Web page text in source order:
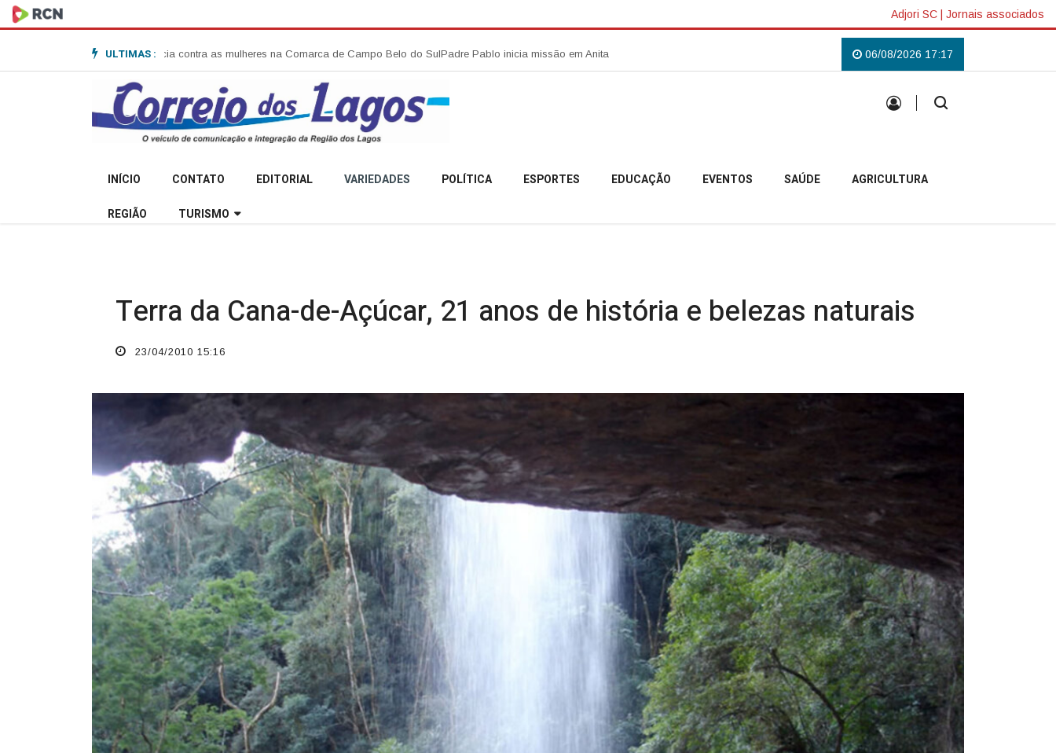
Adjori SC | Jornais associados
ULTIMAS :
à violência contra as mulheres na Comarca de Campo Belo do SulPadre Pablo inicia missão em Anita Garibaldi e destaca acolhimento, fé e compromisso com a comunidadeDefesa Civil de SC monitora
06/08/2026 17:17
INÍCIO CONTATO EDITORIAL VARIEDADES POLÍTICA ESPORTES EDUCAÇÃO EVENTOS SAÚDE AGRICULTURA
REGIÃO TURISMO
Terra da Cana-de-Açúcar, 21 anos de história e belezas naturais
23/04/2010 15:16